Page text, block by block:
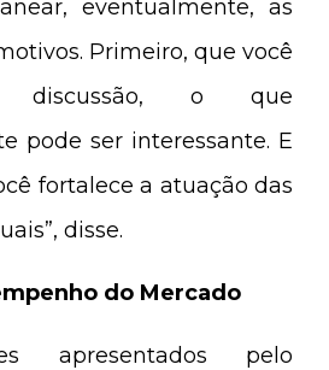
eventualmente, as
Primeiro, que você
discussão, o que
pode ser interessante. E
fortalece a atuação das
disse.
do Mercado
apresentados pelo